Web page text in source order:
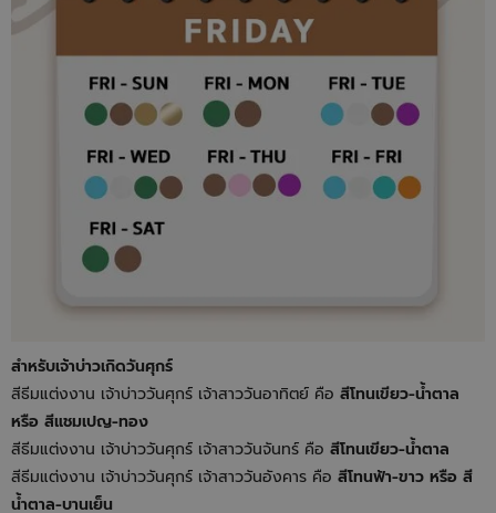
สำหรับเจ้าบ่าวเกิดวันศุกร์
สีธีมแต่งงาน เจ้าบ่าววันศุกร์ เจ้าสาววันอาทิตย์ คือ สีโทนเขียว-น้ำตาล
หรือ สีแชมเปญ-ทอง
สีธีมแต่งงาน เจ้าบ่าววันศุกร์ เจ้าสาววันจันทร์ คือ สีโทนเขียว-น้ำตาล
สีธีมแต่งงาน เจ้าบ่าววันศุกร์ เจ้าสาววันอังคาร คือ สีโทนฟ้า-ขาว หรือ สี
น้ำตาล-บานเย็น